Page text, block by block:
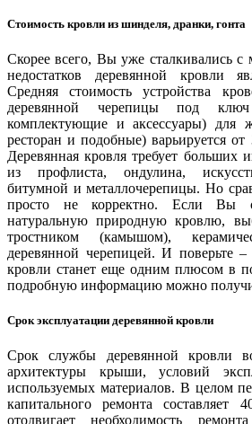
дуба, а ее прочность
дубовой.
деревянной
лиственницы, в
другими хвойными
намного выше.
отношению к
показатель выше в 2 раза.
Эстетичность
Секрет очарования
видом деревянной
природной
древесины.
эксклюзивную
выбрать
привлекательную
Вашей деревянной
Стоимость кровли из шинделя, дранки, гонта
Скорее всего, Вы уже сталкивались
недостатков деревянной кровли
Средняя стоимость устройства
деревянной черепицы под ключ
комплектующие и аксессуары) для
ресторан и подобные) варьируется
Деревянная кровля требует больших
из профлиста, ондулина,
битумной и металлочерепицы. Но
просто не корректно. Если Вы
натуральную природную кровлю,
тростником (камышом),
деревянной черепицей. И поверьте –
кровли станет еще одним плюсом в
подробную информацию можно
Срок эксплуатации деревянной кровли
Срок службы деревянной кровли
архитектуры крыши, условий
используемых материалов. В целом
капитального ремонта составляет
отодвигает необходимость